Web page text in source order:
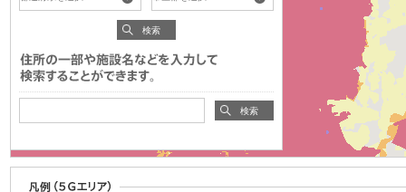
検索
検索